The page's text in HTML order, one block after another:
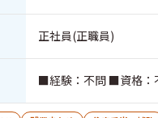
正社員(正職員)
■経験：不問 ■資